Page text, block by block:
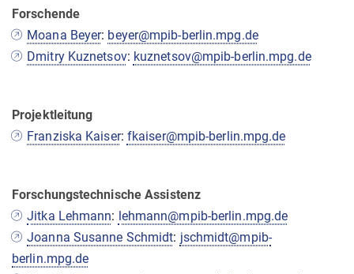
Forschende
Moana Beyer: beyer@mpib-berlin.mpg.de
Dmitry Kuznetsov: kuznetsov@mpib-berlin.mpg.de
Projektleitung
Franziska Kaiser: fkaiser@mpib-berlin.mpg.de
Forschungstechnische Assistenz
Jitka Lehmann: lehmann@mpib-berlin.mpg.de
Joanna Susanne Schmidt: jschmidt@mpib-
berlin.mpg.de